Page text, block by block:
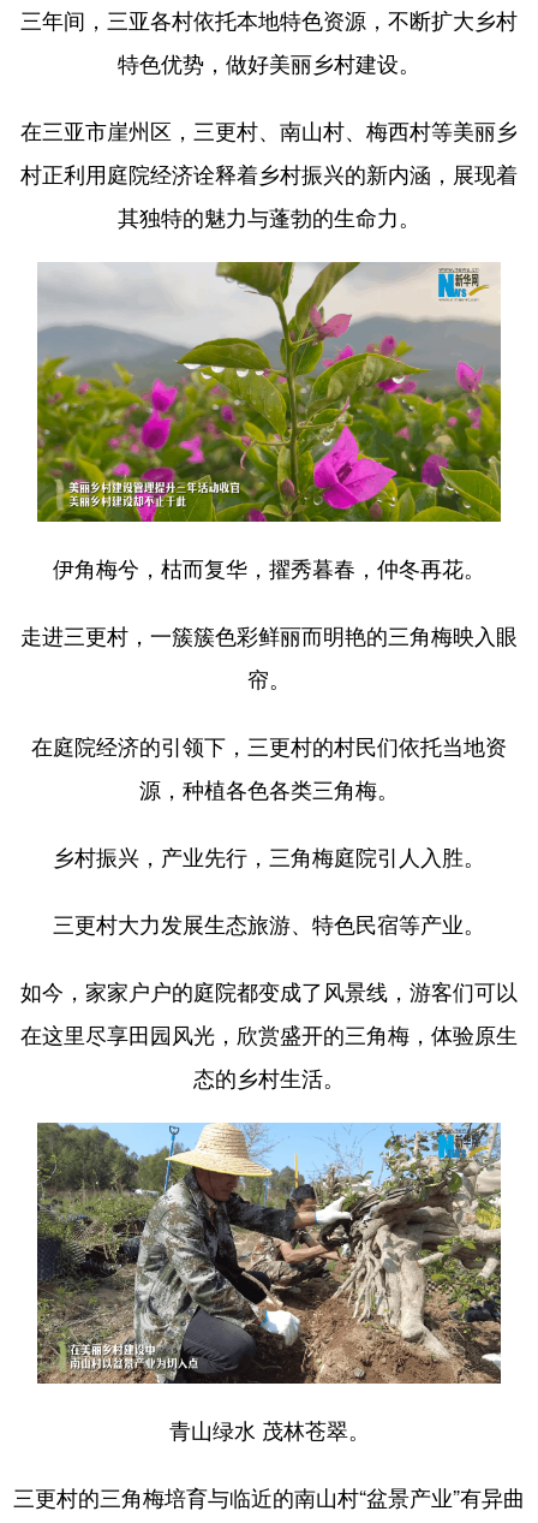
三年间，三亚各村依托本地特色资源，不断扩大乡村
特色优势，做好美丽乡村建设。
在三亚市崖州区，三更村、南山村、梅西村等美丽乡
村正利用庭院经济诠释着乡村振兴的新内涵，展现着
其独特的魅力与蓬勃的生命力。
伊角梅兮，枯而复华，擢秀暮春，仲冬再花。
走进三更村，一簇簇色彩鲜丽而明艳的三角梅映入眼
帘。
在庭院经济的引领下，三更村的村民们依托当地资
源，种植各色各类三角梅。
乡村振兴，产业先行，三角梅庭院引人入胜。
三更村大力发展生态旅游、特色民宿等产业。
如今，家家户户的庭院都变成了风景线，游客们可以
在这里尽享田园风光，欣赏盛开的三角梅，体验原生
态的乡村生活。
青山绿水 茂林苍翠。
三更村的三角梅培育与临近的南山村“盆景产业”有异曲